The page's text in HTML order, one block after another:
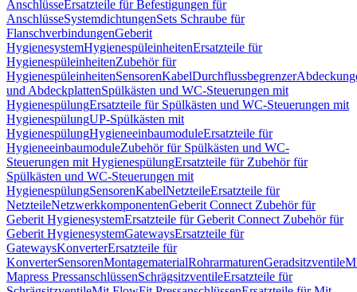
AnschlüsseErsatzteile für Befestigungen für
AnschlüsseSystemdichtungenSets Schraube für
FlanschverbindungenGeberit
HygienesystemHygienespüleinheitenErsatzteile für
HygienespüleinheitenZubehör für
HygienespüleinheitenSensorenKabelDurchflussbegrenzer
und AbdeckplattenSpülkästen und WC-Steuerungen mit
HygienespülungErsatzteile für Spülkästen und WC-Steuerungen mit
HygienespülungUP-Spülkästen mit
HygienespülungHygieneeinbaumoduleErsatzteile für
HygieneeinbaumoduleZubehör für Spülkästen und WC-
Steuerungen mit HygienespülungErsatzteile für Zubehör für
Spülkästen und WC-Steuerungen mit
HygienespülungSensorenKabelNetzteileErsatzteile für
NetzteileNetzwerkkomponentenGeberit Connect Zubehör für
Geberit HygienesystemErsatzteile für Geberit Connect Zubehör für
Geberit HygienesystemGatewaysErsatzteile für
GatewaysKonverterErsatzteile für
KonverterSensorenMontagematerialRohrarmaturenGeradsitzventile
Mapress PressanschlüssenSchrägsitzventileErsatzteile für